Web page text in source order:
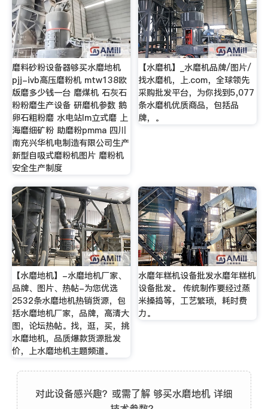
磨料砂粉设备器够买水磨地机
pjj-ivb高压磨粉机 mtw138欧
版磨多少钱一台 磨煤机 石灰石
粉粉磨生产设备 研磨机参数 鹅
卵石粗粉磨 水电站lm立式磨 上
海磨细矿粉 助磨粉pmma 四川
南充兴华机电制造有限公司生产
新型自吸式磨粉机图片 磨粉机
安全生产制度
【水磨机】_水磨机品牌/图片/
找水磨机，上.com，全球领先
采购批发平台，为你找到5,077
条水磨机优质商品，包括品
牌，。
【水磨地机】-水磨地机厂家、
品牌、图片、热帖-为您优选
2532条水磨地机热销货源，包
括水磨地机厂家，品牌，高清大
图，论坛热帖。找，逛，买，挑
水磨地机，品质爆款货源批发
价，上水磨地机主题频道。
水磨年糕机设备批发水磨年糕机
设备批发。 传统制作要经过蒸
米搡捣等，工艺繁琐，耗时费
力。
对此设备感兴趣？或需了解 够买水磨地机 详细